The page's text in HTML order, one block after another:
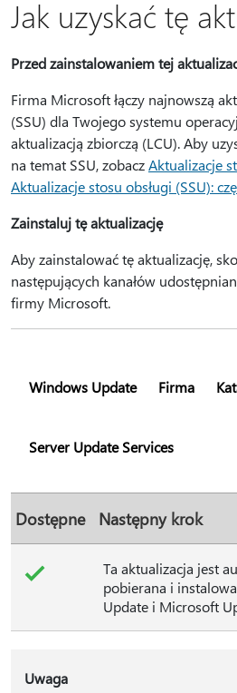
Jak uzyskać tę
Przed zainstalowaniem tej
Firma Microsoft łączy najnowszą
(SSU) dla Twojego systemu
aktualizacją zbiorczą (LCU). Aby
na temat SSU, zobaczAktualizacje
Aktualizacje stosu obsługi (SSU):
Zainstaluj tę aktualizację
Aby zainstalować tę aktualizację,
następujących kanałów
firmy Microsoft.
Windows Update Firma
Server Update Services
Dostępne Następny krok
Ta aktualizacja jest
pobierana i
Update i Microsoft
Uwaga